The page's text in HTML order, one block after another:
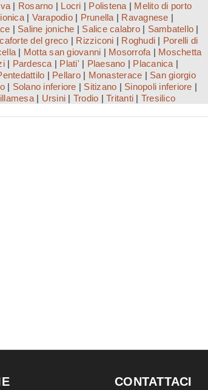
| Rosarno | Locri | Polistena | Melito di porto
| Varapodio| Prunella | Ravagnese |
| Saline joniche | Salice calabro| Sambatello |
del greco | Rizziconi | Roghudi | Porelli di
| Motta san giovanni | Mosorrofa | Moschetta
| Pardesca | Plati' | Plaesano | Placanica |
| Pellaro| Monasterace | San giorgio
| Solano inferiore | Sitizano | Sinopoli inferiore |
| Ursini | Trodio | Tritanti | Tresilico
CONTATTACI